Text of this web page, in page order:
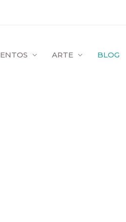
ARTE BLOG